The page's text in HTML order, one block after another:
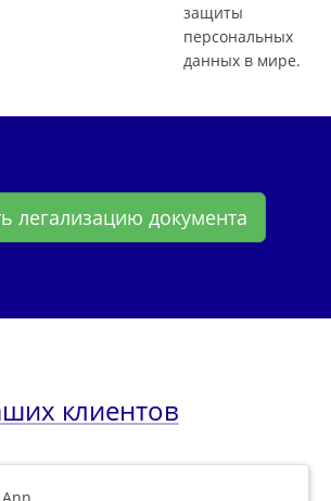
защиты
персональных
данных в мире.
легализацию документа
клиентов
Ann…